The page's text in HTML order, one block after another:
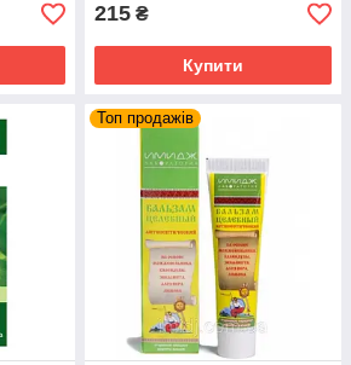
215 ₴
Купити
Топ продажів